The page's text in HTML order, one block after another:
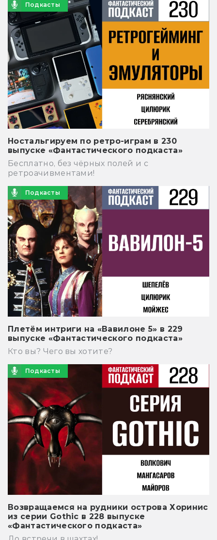
Подкасты
Ностальгируем по ретро-играм в 230
выпуске «Фантастического подкаста»
Бесплатно, без чёрных полей и с
ретроачивментами!
Подкасты
Плетём интриги на «Вавилоне 5» в 229
выпуске «Фантастического подкаста»
Кто вы? Чего вы хотите?
Подкасты
Возвращаемся на рудники острова Хоринис
из серии Gothic в 228 выпуске
«Фантастического подкаста»